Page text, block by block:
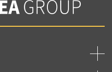
политикой